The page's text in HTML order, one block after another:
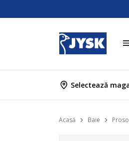
Selectează
Acasă Baie